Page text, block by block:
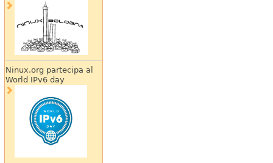
Ninux.org partecipa al
World IPv6 day